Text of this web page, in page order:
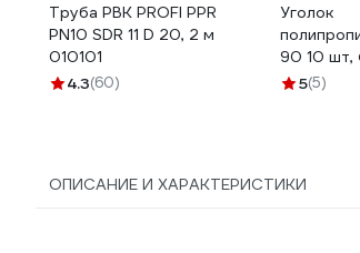
Труба РВК PROFI PPR
PN10 SDR 11 D 20, 2 м
010101
4.3(60)
Уголок
90 10 шт,
систем
5(5)
ОПИСАНИЕ И ХАРАКТЕРИСТИКИ